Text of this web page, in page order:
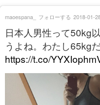
日本人男性って50kg
うよね。わたし65kg
https://t.co/
maoespana_ フォローする 2018-01-